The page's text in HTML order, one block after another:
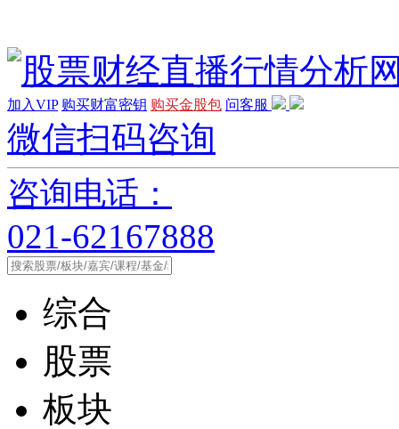
加入VIP 购买财富密钥 购买金股包 问客服
微信扫码咨询
咨询电话：
021-62167888
综合
股票
板块